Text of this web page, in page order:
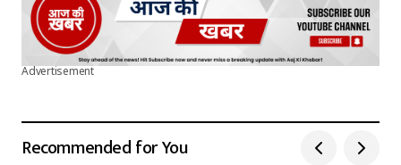
Advertisement
Recommended for You